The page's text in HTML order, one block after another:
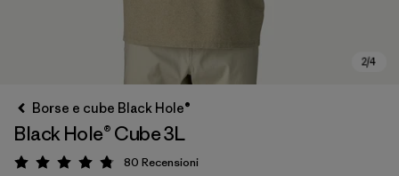
Borse e cube Black Hole®
Black Hole® Cube 3L
Valutazione: 4.8 / 5
80 Recensioni